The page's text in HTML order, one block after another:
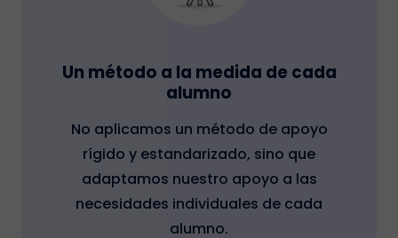
Un método a la medida de cada
alumno
No aplicamos un método de apoyo
rígido y estandarizado, sino que
adaptamos nuestro apoyo a las
necesidades individuales de cada
alumno.